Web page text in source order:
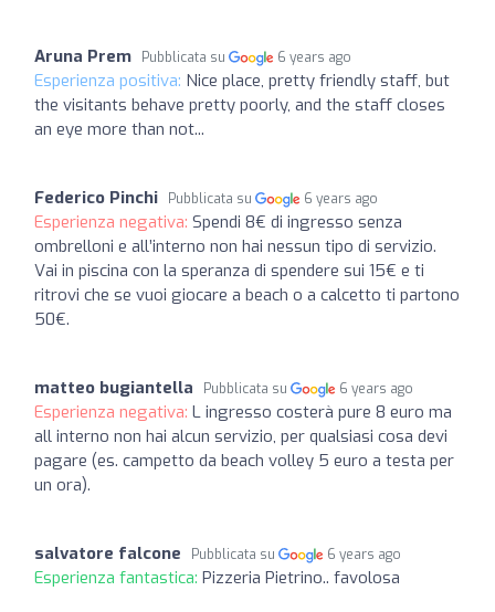
Aruna Prem Pubblicata su 6 years ago
Esperienza positiva: Nice place, pretty friendly staff, but
the visitants behave pretty poorly, and the staff closes
an eye more than not...
Federico Pinchi Pubblicata su 6 years ago
Esperienza negativa: Spendi 8€ di ingresso senza
ombrelloni e all’interno non hai nessun tipo di servizio.
Vai in piscina con la speranza di spendere sui 15€ e ti
ritrovi che se vuoi giocare a beach o a calcetto ti partono
50€.
matteo bugiantella Pubblicata su 6 years ago
Esperienza negativa: L ingresso costerà pure 8 euro ma
all interno non hai alcun servizio, per qualsiasi cosa devi
pagare (es. campetto da beach volley 5 euro a testa per
un ora).
salvatore falcone Pubblicata su 6 years ago
Esperienza fantastica: Pizzeria Pietrino.. favolosa